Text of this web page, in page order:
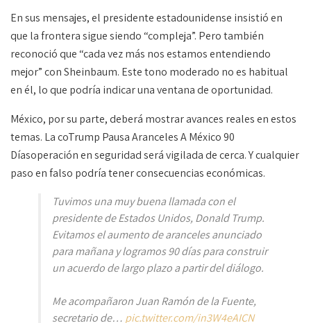
En sus mensajes, el presidente estadounidense insistió en
que la frontera sigue siendo “compleja”. Pero también
reconoció que “cada vez más nos estamos entendiendo
mejor” con Sheinbaum. Este tono moderado no es habitual
en él, lo que podría indicar una ventana de oportunidad.
México, por su parte, deberá mostrar avances reales en estos
temas. La coTrump Pausa Aranceles A México 90
Díasoperación en seguridad será vigilada de cerca. Y cualquier
paso en falso podría tener consecuencias económicas.
Tuvimos una muy buena llamada con el
presidente de Estados Unidos, Donald Trump.
Evitamos el aumento de aranceles anunciado
para mañana y logramos 90 días para construir
un acuerdo de largo plazo a partir del diálogo.
Me acompañaron Juan Ramón de la Fuente,
secretario de… pic.twitter.com/in3W4eAICN